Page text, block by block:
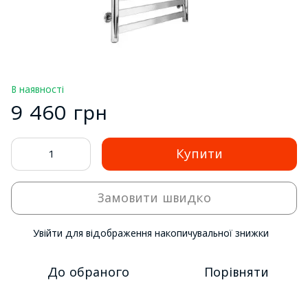
В наявності
9 460 грн
Купити
Замовити швидко
Увійти для відображення накопичувальної знижки
До обраного Порівняти